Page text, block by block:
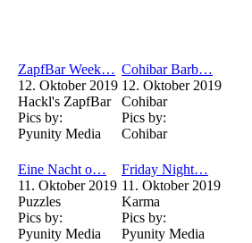
ZapfBar Week…
12. Oktober 2019
Hackl's ZapfBar
Pics by:
Pyunity Media
Cohibar Barb…
12. Oktober 2019
Cohibar
Pics by:
Cohibar
Eine Nacht o…
11. Oktober 2019
Puzzles
Pics by:
Pyunity Media
Friday Night…
11. Oktober 2019
Karma
Pics by:
Pyunity Media